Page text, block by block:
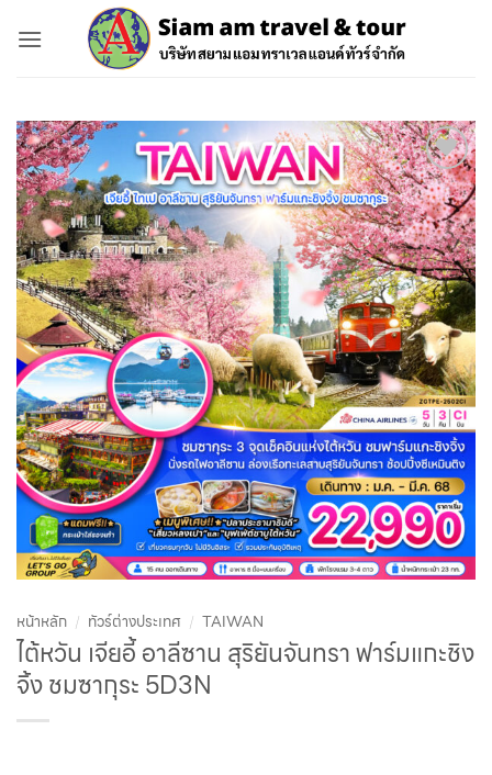
Add to
wishlist
หน้าหลัก / ทัวร์ต่างประเทศ / TAIWAN
ไต้หวัน เจียอี้ อาลีซาน สุริยันจันทรา ฟาร์มแกะชิง
จิ้ง ชมซากุระ 5D3N